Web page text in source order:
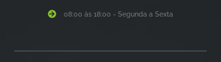
08:00 às 18:00 - Segunda a Sexta